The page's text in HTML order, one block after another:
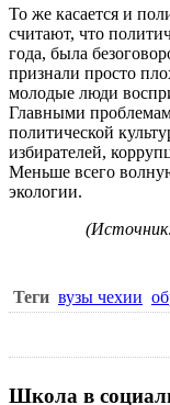
То же касается и
считают, что
года, была
признали просто
молодые люди
Главными
политической
избирателей,
Меньше всего
экологии.
Теги вузы чехии
Школа в